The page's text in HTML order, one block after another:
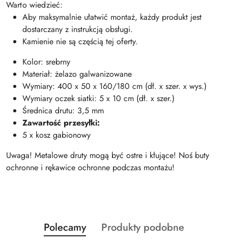
Warto wiedzieć:
Aby maksymalnie ułatwić montaż, każdy produkt jest
dostarczany z instrukcją obsługi.
Kamienie nie są częścią tej oferty.
Kolor: srebrny
Materiał: żelazo galwanizowane
Wymiary: 400 x 50 x 160/180 cm (dł. x szer. x wys.)
Wymiary oczek siatki: 5 x 10 cm (dł. x szer.)
Średnica drutu: 3,5 mm
Zawartość przesyłki:
5 x kosz gabionowy
Uwaga! Metalowe druty mogą być ostre i kłujące! Noś buty
ochronne i rękawice ochronne podczas montażu!
Pomiń karuzelę produktów
Produkty
o
Polecamy
Produkty
Produkty podobne